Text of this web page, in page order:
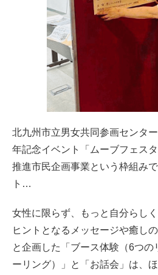
北九州市立男女共同参画センタ
年記念イベント「ムーブフェス
推進市民企画事業という枠組み
ト…
女性に限らず、もっと自分らし
ヒントとなるメッセージや癒し
と企画した「ブース体験（6つの
ーリング）」と「お話会」は、